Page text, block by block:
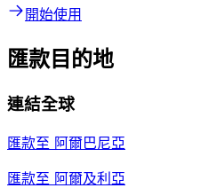
開始使用
匯款目的地
連結全球
匯款至 阿爾巴尼亞
匯款至 阿爾及利亞